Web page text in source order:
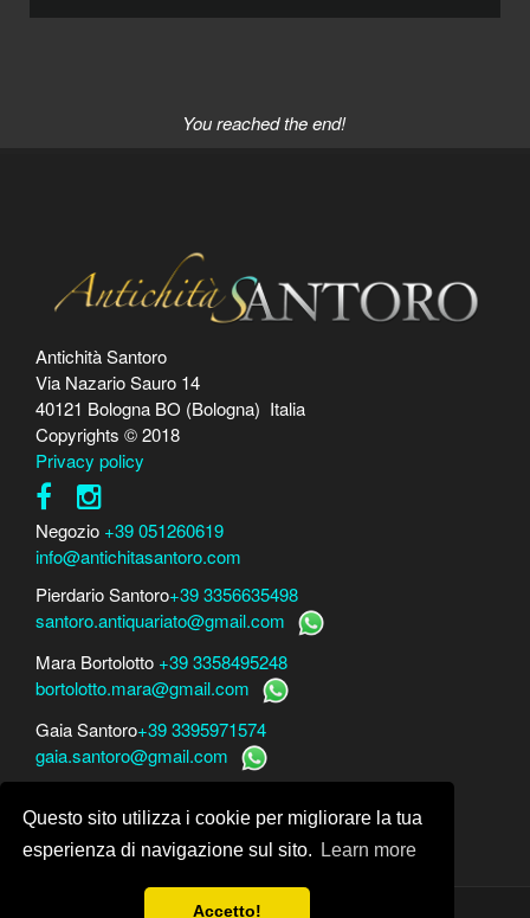
Questo sito utilizza i cookie per migliorare la tua
esperienza di navigazione sul sito.
Learn more
Accetto!
You reached the end!
Antichità Santoro
Via Nazario Sauro 14
40121 Bologna BO (Bologna) Italia
Copyrights © 2018
Privacy policy
Negozio +39 051260619
info@antichitasantoro.com
Pierdario Santoro+39 3356635498
santoro.antiquariato@gmail.com
Mara Bortolotto +39 3358495248
bortolotto.mara@gmail.com
Gaia Santoro+39 3395971574
gaia.santoro@gmail.com
Mara Bortolottowww.perito-arte-antiquariato.it
Dario Santorowww.peritoarte.info